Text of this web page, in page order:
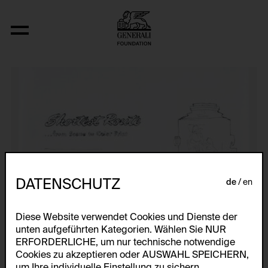
Photogenic Drawings
DATENSCHUTZ de en
Diese Website verwendet Cookies und Dienste der
unten aufgeführten Kategorien. Wählen Sie NUR
ERFORDERLICHE, um nur technische notwendige
Cookies zu akzeptieren oder AUSWAHL SPEICHERN,